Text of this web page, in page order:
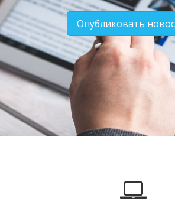
Опубликовать